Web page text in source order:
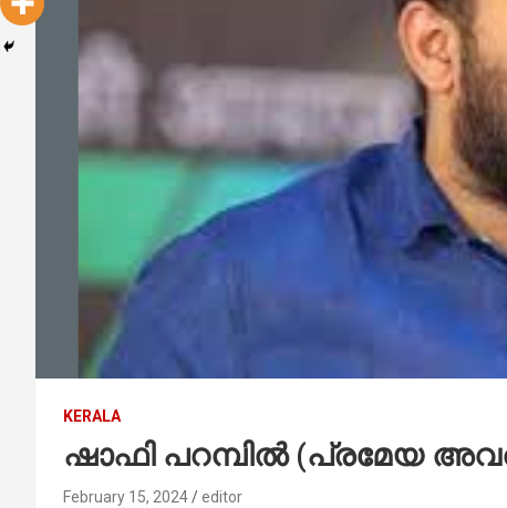
KERALA
ഷാഫി പറമ്പില്‍ (പ്രമേയ
February 15, 2024 editor